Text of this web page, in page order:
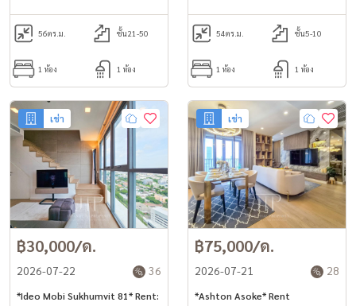
56ตร.ม. ชั้น21-50
1 ห้อง 1 ห้อง
shuttle*
54ตร.ม. ชั้น5-10
1 ห้อง 1 ห้อง
เช่า
฿30,000/ด.
2026-07-22 36
*Ideo Mobi Sukhumvit 81* Rent:
เช่า
฿75,000/ด.
2026-07-21 28
*Ashton Asoke* Rent